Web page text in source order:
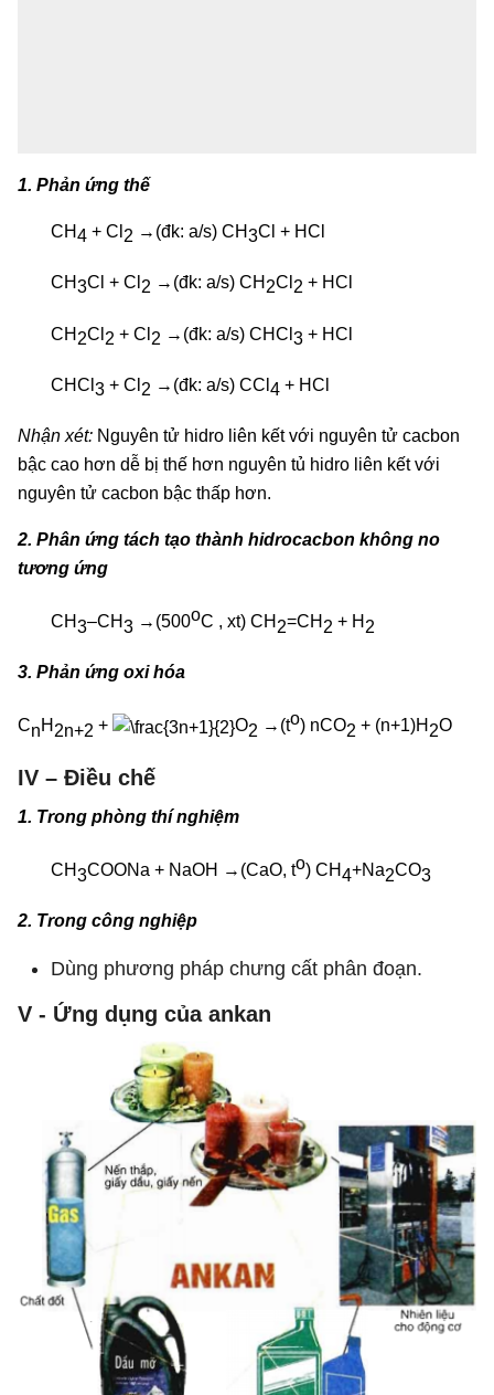
1. Phản ứng thế
CH4 + Cl 2 →(đk: a/s) CH3Cl + HCl
CH3Cl + Cl 2 →(đk: a/s) CH2Cl 2 + HCl
CH 2Cl 2 + Cl 2 →(đk: a/s) CHCl 3 + HCl
CHCl 3 + Cl 2 →(đk: a/s) CCl 4 + HCl
Nhận xét: Nguyên tử hidro liên kết với nguyên tử cacbon
bậc cao hơn dễ bị thế hơn nguyên tủ hidro liên kết với
nguyên tử cacbon bậc thấp hơn.
2. Phân ứng tách tạo thành hidrocacbon không no
tương ứng
CH3–CH3 →(500oC , xt) CH 2=CH 2 + H 2
3. Phản ứng oxi hóa
CnH 2n+2 + O­2 →(to) nCO2 + (n+1)H 2O
IV – Điều chế
1. Trong phòng thí nghiệm
CH3COONa + NaOH →(CaO, to) CH4­+Na2CO3
2. Trong công nghiệp
Dùng phương pháp chưng cất phân đoạn.
V - Ứng dụng của ankan